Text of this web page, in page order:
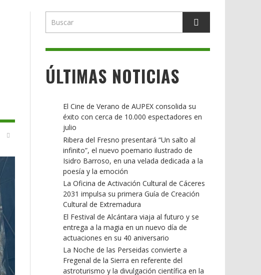
ÚLTIMAS NOTICIAS
El Cine de Verano de AUPEX consolida su
éxito con cerca de 10.000 espectadores en
julio
Ribera del Fresno presentará “Un salto al
infinito”, el nuevo poemario ilustrado de
Isidro Barroso, en una velada dedicada a la
poesía y la emoción
La Oficina de Activación Cultural de Cáceres
2031 impulsa su primera Guía de Creación
Cultural de Extremadura
El Festival de Alcántara viaja al futuro y se
entrega a la magia en un nuevo día de
actuaciones en su 40 aniversario
La Noche de las Perseidas convierte a
Fregenal de la Sierra en referente del
astroturismo y la divulgación científica en la